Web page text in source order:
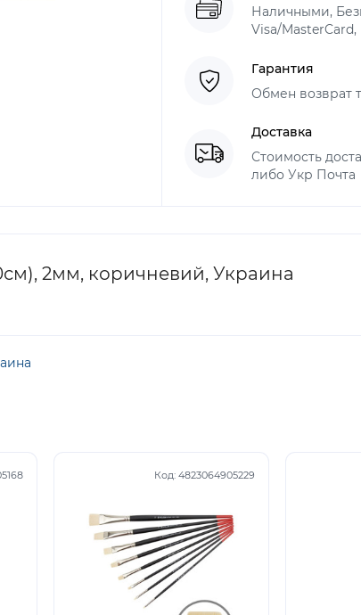
Наличными,
Visa/
Гарантия
Обмен возврат
Доставка
Стоимость
либо Укр Почта
2мм, коричневий, Украина
Код: 4823064905229